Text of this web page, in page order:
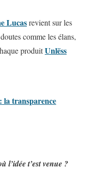
Lucasrevient sur les
comme les élans,
produitUnlëss
la transparence
l’idée t’est venue ?